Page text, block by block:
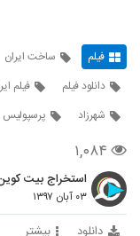
فیلم ساخت ایران
دانلود فیلم
فیلم
شهرزاد
پرسپولیس
۱,۰۸۴
استخراج بیت
۰۳ آبان ۱۳۹۷
دانلود بیشتر